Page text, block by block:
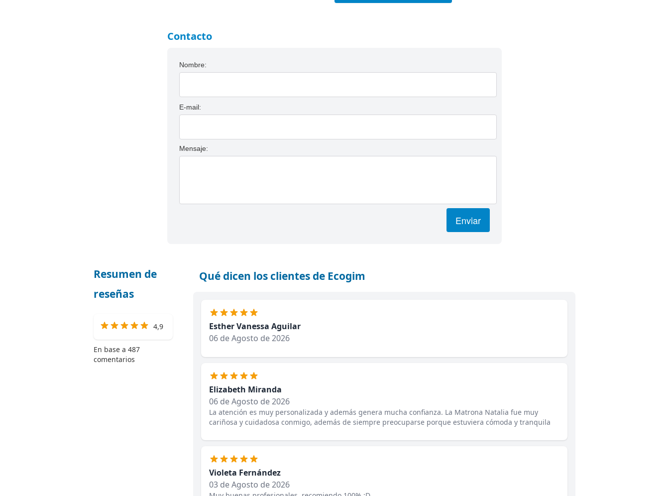
Contacto
Nombre:
E-mail:
Mensaje:
Enviar
Resumen de
reseñas
4,9
En base a 487
comentarios
Qué dicen los clientes de Ecogim
Esther Vanessa Aguilar
06 de Agosto de 2026
Elizabeth Miranda
06 de Agosto de 2026
La atención es muy personalizada y además genera mucha confianza. La Matrona Natalia fue muy
cariñosa y cuidadosa conmigo, además de siempre preocuparse porque estuviera cómoda y tranquila
Violeta Fernández
03 de Agosto de 2026